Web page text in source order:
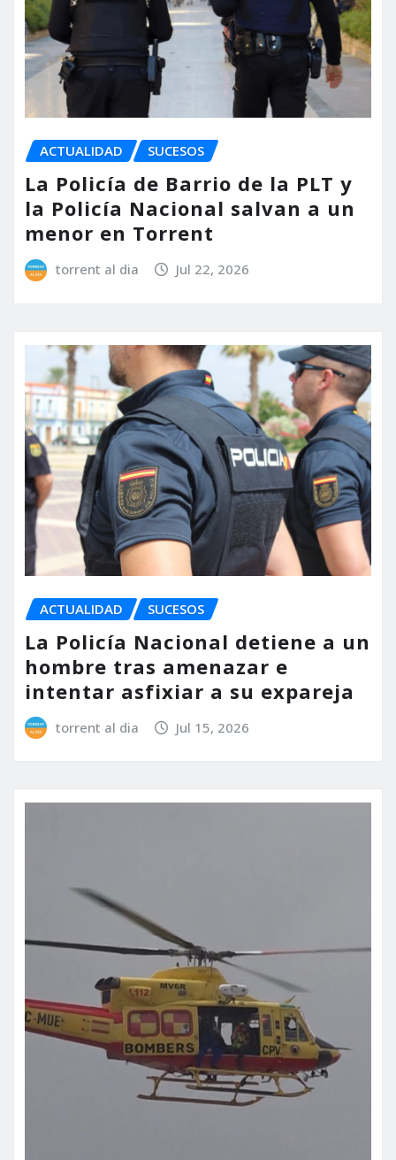
ACTUALIDAD SUCESOS
La Policía de Barrio de la PLT y
la Policía Nacional salvan a un
menor en Torrent
torrent al dia Jul 22, 2026
ACTUALIDAD SUCESOS
La Policía Nacional detiene a un
hombre tras amenazar e
intentar asfixiar a su expareja
torrent al dia Jul 15, 2026